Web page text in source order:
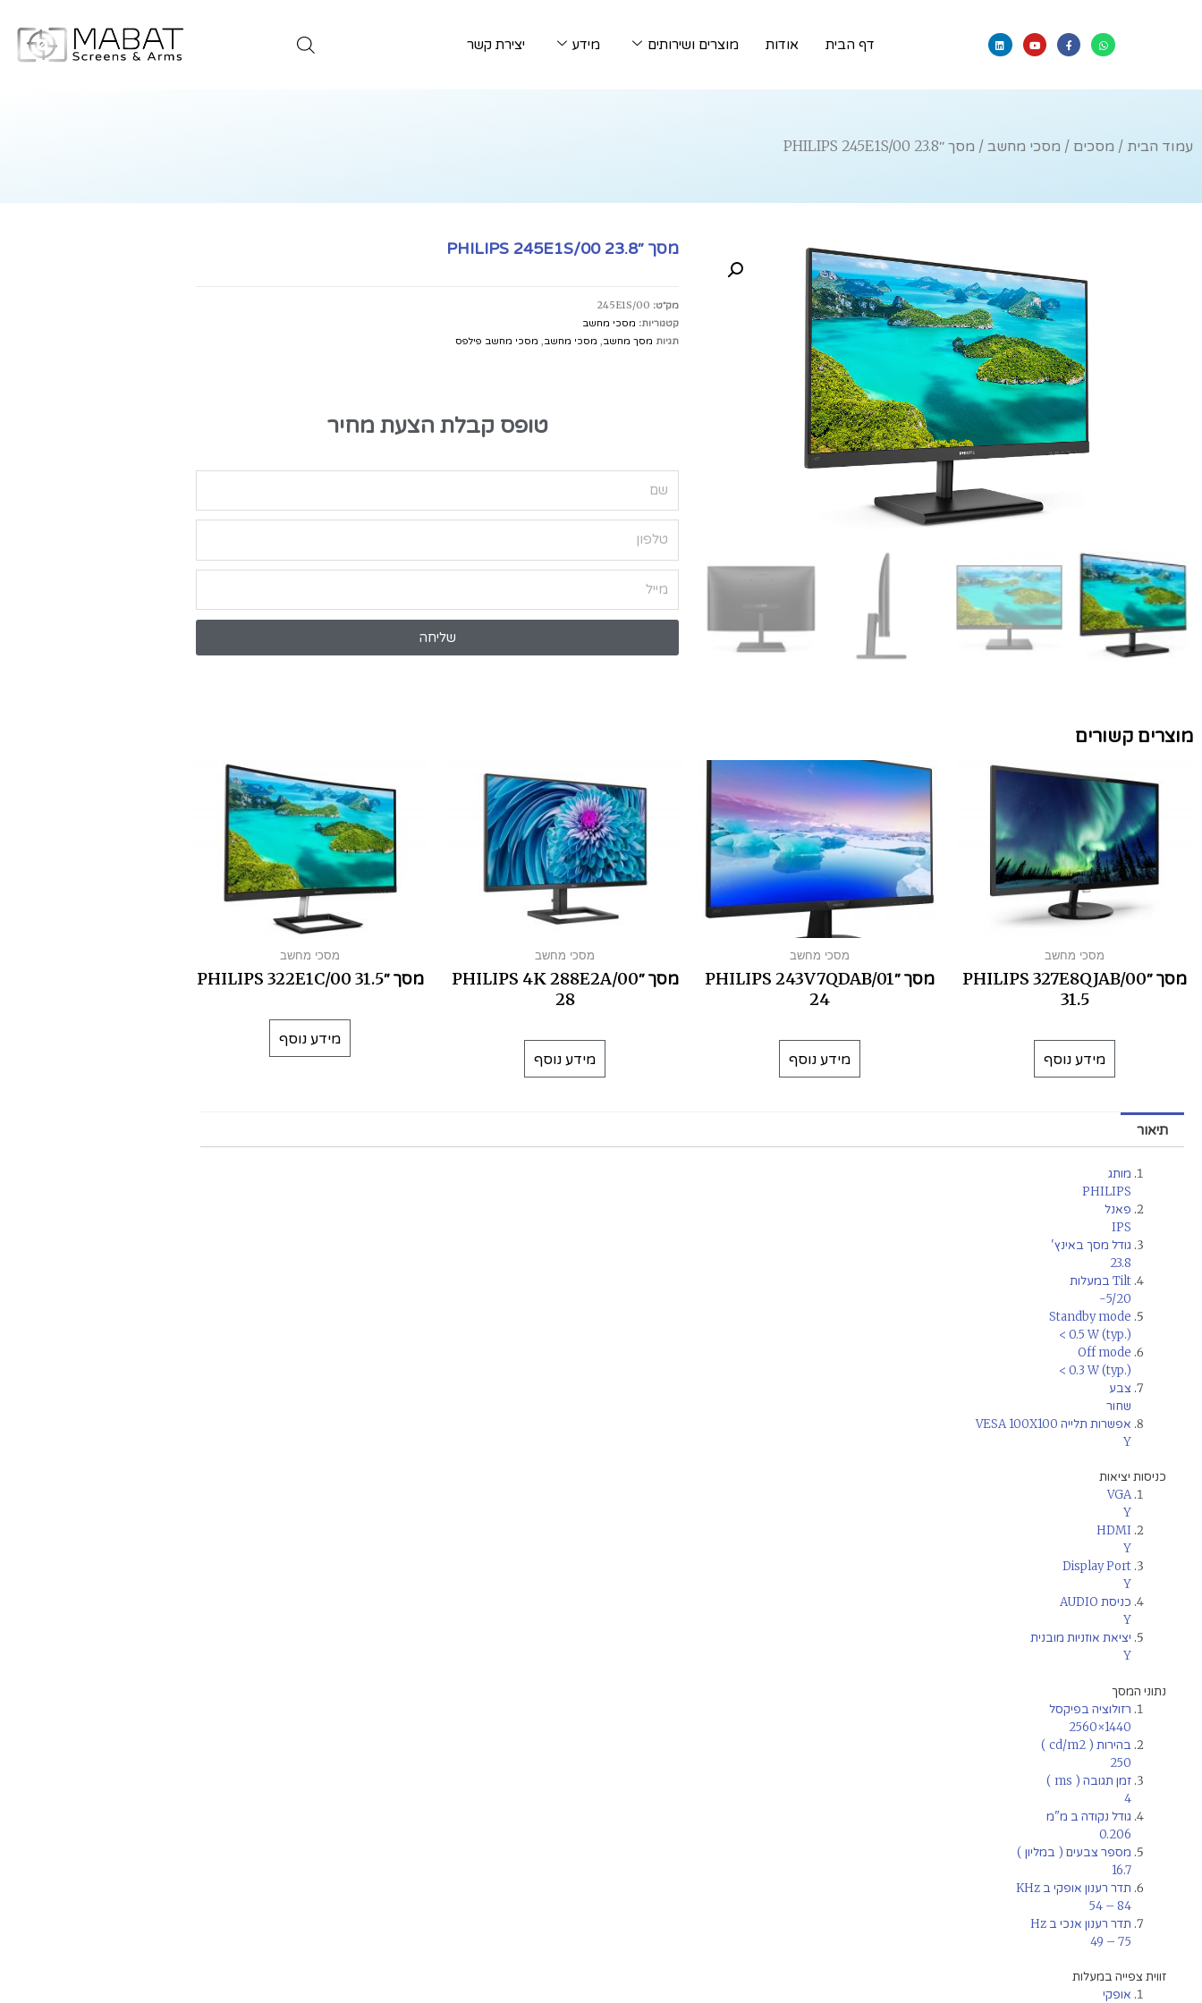
דף הבית אודות מוצרים ושירותים מידע יצירת קשר
עמוד הבית / מסכים / מסכי מחשב / מסך ׳׳PHILIPS 245E1S/00 23.8
מסך ׳׳PHILIPS 245E1S/00 23.8
מק״ט: 245E1S/00
קטגוריות: מסכי מחשב
תגיות מסך מחשב, מסכי מחשב, מסכי מחשב פילפס
טופס קבלת הצעת מחיר
שליחה
מוצרים קשורים
מסכי מחשב
מסך ׳׳PHILIPS 327E8QJAB/00
31.5
מידע נוסף
מסכי מחשב
מסך ׳׳PHILIPS 243V7QDAB/01
24
מידע נוסף
מסכי מחשב
מסך ׳׳PHILIPS 4K 288E2A/00
28
מידע נוסף
מסכי מחשב
מסך ׳׳PHILIPS 322E1C/00 31.5
מידע נוסף
תיאור
מותג
PHILIPS
פאנל
IPS
גודל מסך באינץ'
23.8
Tilt במעלות
-5/20
Standby mode
< 0.5 W (typ.)
Off mode
< 0.3 W (typ.)
צבע
שחור
אפשרות תלייה VESA 100X100
Y
כניסות יציאות
VGA
Y
HDMI
Y
Display Port
Y
כניסת AUDIO
Y
יציאת אוזניות מובנית
Y
נתוני המסך
רזולוציה בפיקסל
2560×1440
בהירות ( cd/m2 )
250
זמן תגובה ( ms )
4
גודל נקודה ב מ"מ
0.206
מספר צבעים ( במליון )
16.7
תדר רענון אופקי ב KHz
54 – 84
תדר רענון אנכי ב Hz
49 – 75
זווית צפייה במעלות
אופקי